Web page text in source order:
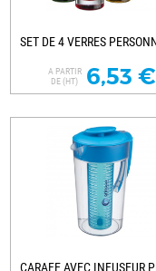
A PARTIR
DE (HT) 6,53 €